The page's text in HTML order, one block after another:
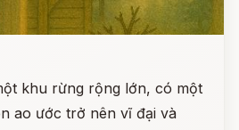
khu rừng rộng lớn, có một
ao ước trở nên vĩ đại và